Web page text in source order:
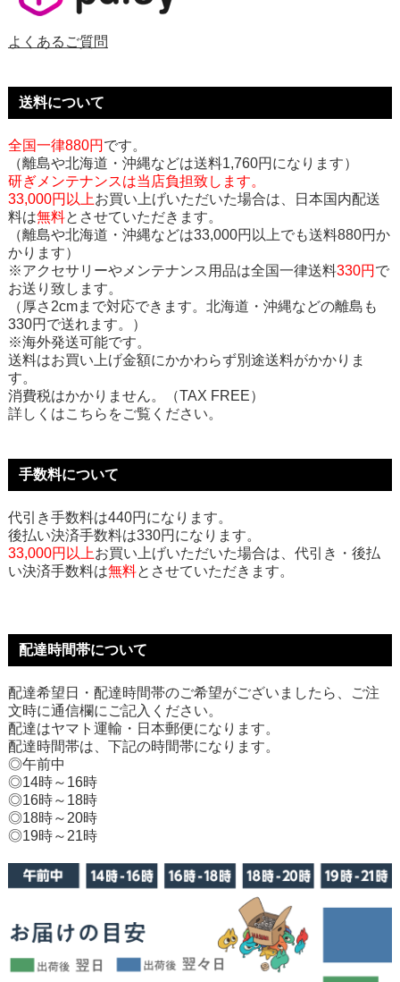
よくあるご質問
送料について
全国一律880円 です。
（離島や北海道・沖縄などは送料1,760円になります）
研ぎメンテナンスは当店負担致します。
33,000円以上お買い上げいただいた場合は、日本国内配送
料は無料とさせていただきます。
（離島や北海道・沖縄などは33,000円以上でも送料880円か
かります）
※アクセサリーやメンテナンス用品は全国一律送料330円 で
お送り致します。
（厚さ2cmまで対応できます。北海道・沖縄などの離島も
330円で送れます。）
※海外発送可能です。
送料はお買い上げ金額にかかわらず別途送料がかかりま
す。
消費税はかかりません。（TAX FREE）
詳しくはこちらをご覧ください。
手数料について
代引き手数料は440円になります。
後払い決済手数料は330円になります。
33,000円以上お買い上げいただいた場合は、代引き・後払
い決済手数料は無料とさせていただきます。
配達時間帯について
配達希望日・配達時間帯のご希望がございましたら、ご注
文時に通信欄にご記入ください。
配達はヤマト運輸・日本郵便になります。
配達時間帯は、下記の時間帯になります。
◎午前中
◎14時～16時
◎16時～18時
◎18時～20時
◎19時～21時